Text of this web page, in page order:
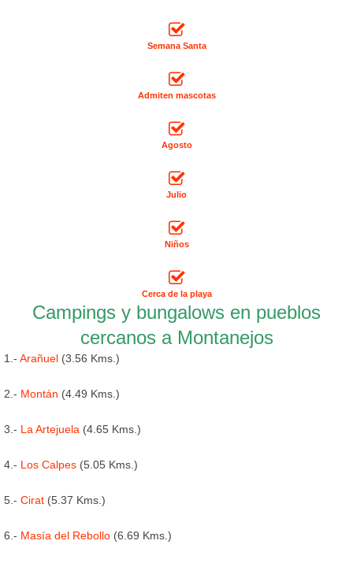
Semana Santa
Admiten mascotas
Agosto
Julio
Niños
Cerca de la playa
Campings y bungalows en pueblos
cercanos a Montanejos
1.- Arañuel (3.56 Kms.)
2.- Montán (4.49 Kms.)
3.- La Artejuela (4.65 Kms.)
4.- Los Calpes (5.05 Kms.)
5.- Cirat (5.37 Kms.)
6.- Masía del Rebollo (6.69 Kms.)